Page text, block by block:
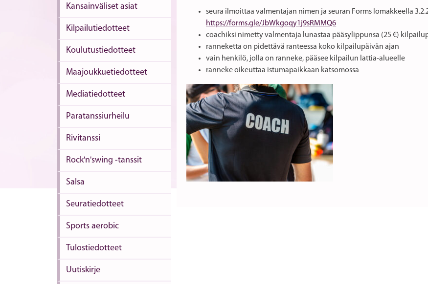
Kansainväliset asiat
Kilpailutiedotteet
Koulutustiedotteet
Maajoukkuetiedotteet
Mediatiedotteet
Paratanssiurheilu
Rivitanssi
Rock'n'swing -tanssit
Salsa
Seuratiedotteet
Sports aerobic
Tulostiedotteet
Uutiskirje
seura ilmoittaa valmentajan nimen ja seuran Forms lomakkeella
https://forms.gle/JbWkgoqy1j9sRMMQ6
coachiksi nimetty valmentaja lunastaa pääsylippunsa (25 €)
ranneketta on pidettävä ranteessa koko kilpailupäivän ajan
vain henkilö, jolla on ranneke, pääsee kilpailun lattia-alueelle
ranneke oikeuttaa istumapaikkaan katsomossa